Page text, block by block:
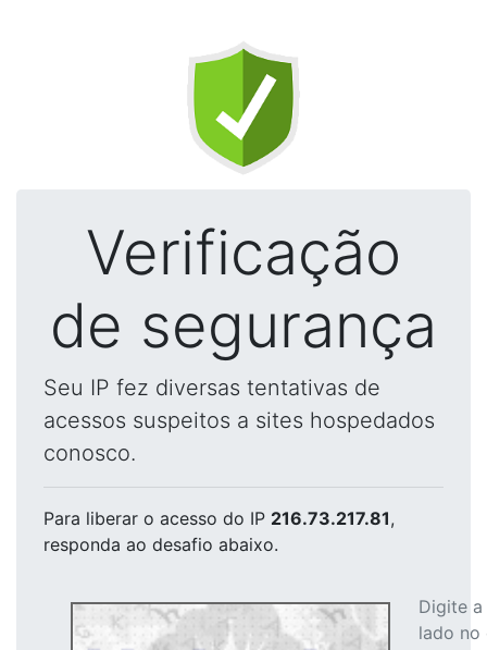
Verificação
de segurança
Seu IP fez diversas tentativas de
acessos suspeitos a sites hospedados
conosco.
Para liberar o acesso do IP 216.73.217.81,
responda ao desafio abaixo.
Digite
lado no